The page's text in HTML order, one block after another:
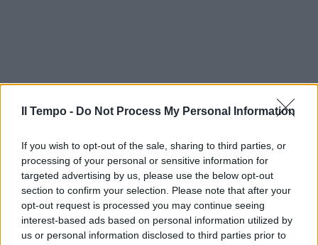
Il Tempo - Do Not Process My Personal Information
If you wish to opt-out of the sale, sharing to third parties, or
processing of your personal or sensitive information for
targeted advertising by us, please use the below opt-out
section to confirm your selection. Please note that after your
opt-out request is processed you may continue seeing
interest-based ads based on personal information utilized by
us or personal information disclosed to third parties prior to